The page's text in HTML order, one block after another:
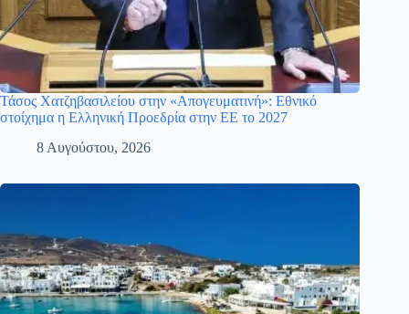
Τάσος Χατζηβασιλείου στην «Απογευματινή»: Εθνικό
στοίχημα η Ελληνική Προεδρία στην ΕΕ το 2027
8 Αυγούστου, 2026